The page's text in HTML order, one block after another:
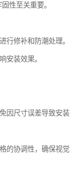
性至关重要。
行修补和防潮处理。
安装效果。
因尺寸误差导致安装
的协调性，确保视觉